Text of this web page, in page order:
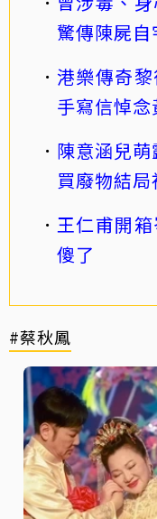
驚傳陳屍自
港樂傳奇
手寫信悼
陳意涵兒
買廢物結
王仁甫開
傻了
#蔡秋鳳